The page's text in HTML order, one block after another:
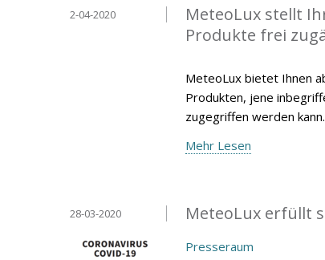
MeteoLux stellt
Produkte frei
2-04-2020
MeteoLux bietet Ihnen
Produkten, jene
zugegriffen werden kann.
Mehr Lesen
MeteoLux erfüllt
28-03-2020
Presseraum